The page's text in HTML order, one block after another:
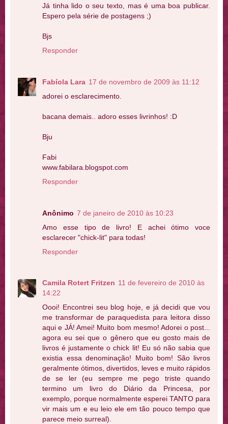
Já tinha lido o seu texto, mas é uma boa publicar.
Espero pela série de postagens ;)
Bjs
Responder
Fabíola Lara 17 de novembro de 2009 às 11:12
adorei o esclarecimento.
bacana demais.. adoro esses livrinhos! :D
Bju
Fabi
www.fabilara.blogspot.com
Responder
Anônimo 7 de janeiro de 2010 às 10:23
Amo esse tipo de livro! E achei ótimo voce
esclarecer "chick-lit" para todas!
Responder
Camila Rotert Fritzen 11 de fevereiro de 2010 às
14:22
Oooi! Encontrei seu blog hoje, e já decidi que vou
me transformar de paraquedista para leitora disso
aqui e JÁ! Amei! Muito bom mesmo! Adorei o post...
agora eu sei que o gênero que eu gosto mais de
livros é justamente o chick lit! Eu só não sabia que
existia essa denominação! Muito bom! São livros
geralmente ótimos, divertidos, leves e muito rápidos
de se ler (eu sempre me pego triste quando
termino um livro do Diário da Princesa, por
exemplo, porque normalmente esperei TANTO para
vir mais um e eu leio ele em tão pouco tempo que
parece meio surreal).